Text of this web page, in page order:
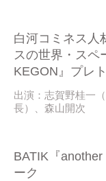
白河コミネス人
スの世界・スペ
KEGON』プレ
出演：志賀野桂一
長）、森山開次
BATIK『another
ーク